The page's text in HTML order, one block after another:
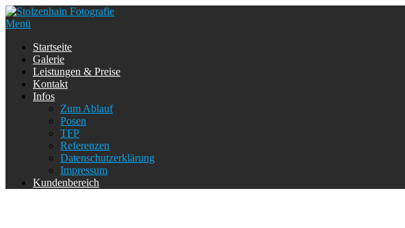
Zum
Inhalt
Menü
Startseite
Galerie
Leistungen & Preise
Kontakt
Infos
Zum Ablauf
Posen
TFP
Referenzen
Datenschutzerklärung
Impressum
Kundenbereich